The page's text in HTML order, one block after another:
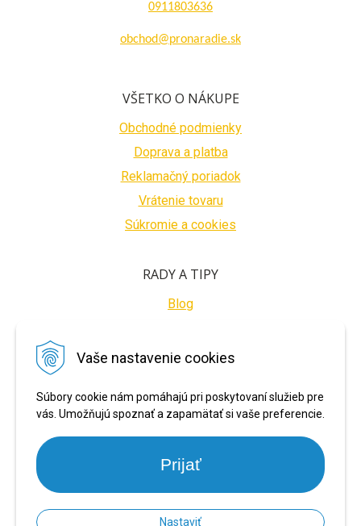
Vaše nastavenie cookies
Súbory cookie nám pomáhajú pri poskytovaní služieb pre
vás. Umožňujú spoznať a zapamätať si vaše preferencie.
Prijať
Nastaviť
0911803636
obchod@pronaradie.sk
VŠETKO O NÁKUPE
Obchodné podmienky
Doprava a platba
Reklamačný poriadok
Vrátenie tovaru
Súkromie a cookies
RADY A TIPY
Blog
BEZPEČNÉ PLATBY